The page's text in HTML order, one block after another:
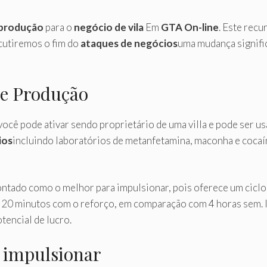
para o negócio de vila Em GTA On-line. Este
o fim do ataques de negóciosuma mudança
Produção
pode ativar sendo proprietário de uma villa e pode ser
incluindo laboratórios de metanfetamina, maconha e
como o melhor para impulsionar, pois oferece um
minutos com o reforço, em comparação com 4 horas
de lucro.
impulsionar